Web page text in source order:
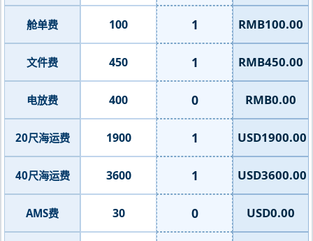
舱单费 100 1 RMB100.00
文件费 450 1 RMB450.00
电放费 400 0 RMB0.00
20尺海运费 1900 1 USD1900.00
40尺海运费 3600 1 USD3600.00
AMS费 30 0 USD0.00